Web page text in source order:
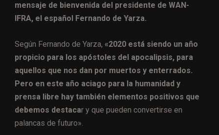
mensaje de bienvenida del presidente de WAN-
IFRA, el español Fernando de Yarza.
Según Fernando de Yarza, «2020 está siendo un año
propicio para los apóstoles del apocalipsis, para
aquellos que nos dan por muertos y enterrados.
Pero en este año aciago para la humanidad y
prensa libre hay también elementos positivos que
debemos destacar y que pueden convertirse en
palancas de futuro».